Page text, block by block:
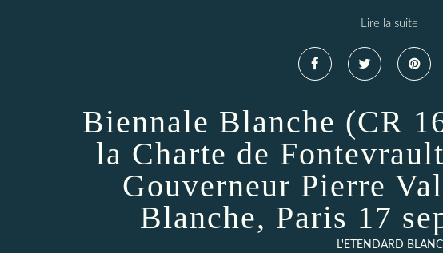
Lire la suite
Biennale Blanche (CR
la Charte de
Gouverneur Pierre
Blanche, Paris 17
L'ETENDARD BLANC